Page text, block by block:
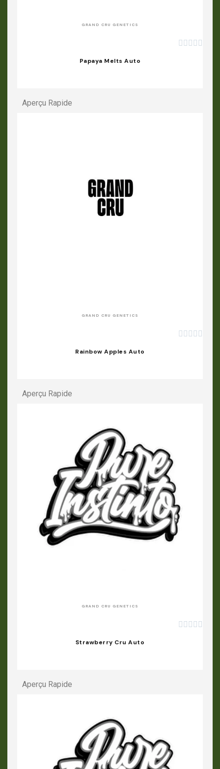
GRAND CRU GENETICS
    
Papaya Melts Auto
Aperçu Rapide
GRAND CRU GENETICS
    
Rainbow Apples Auto
Aperçu Rapide
GRAND CRU GENETICS
    
Strawberry Cru Auto
Aperçu Rapide